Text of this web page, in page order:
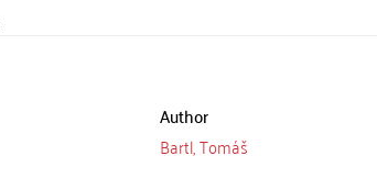
Author
Bartl, Tomáš